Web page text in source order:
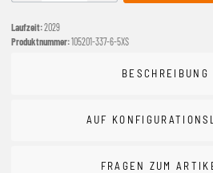
Laufzeit:2029
Produktnummer:105201-337-6-5XS
BESCHREIBUNG
AUF
FRAGEN ZUM